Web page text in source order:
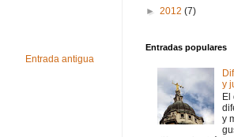
Entrada antigua
► 2012 (7)
Entradas populares
y
El
y